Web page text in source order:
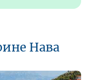
Нава